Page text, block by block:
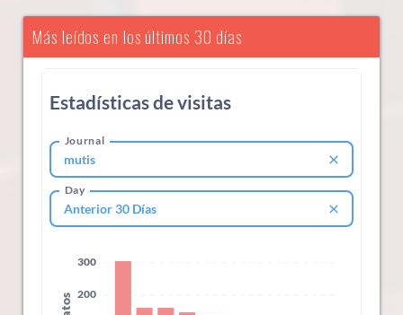
Más leídos en los últimos 30 días